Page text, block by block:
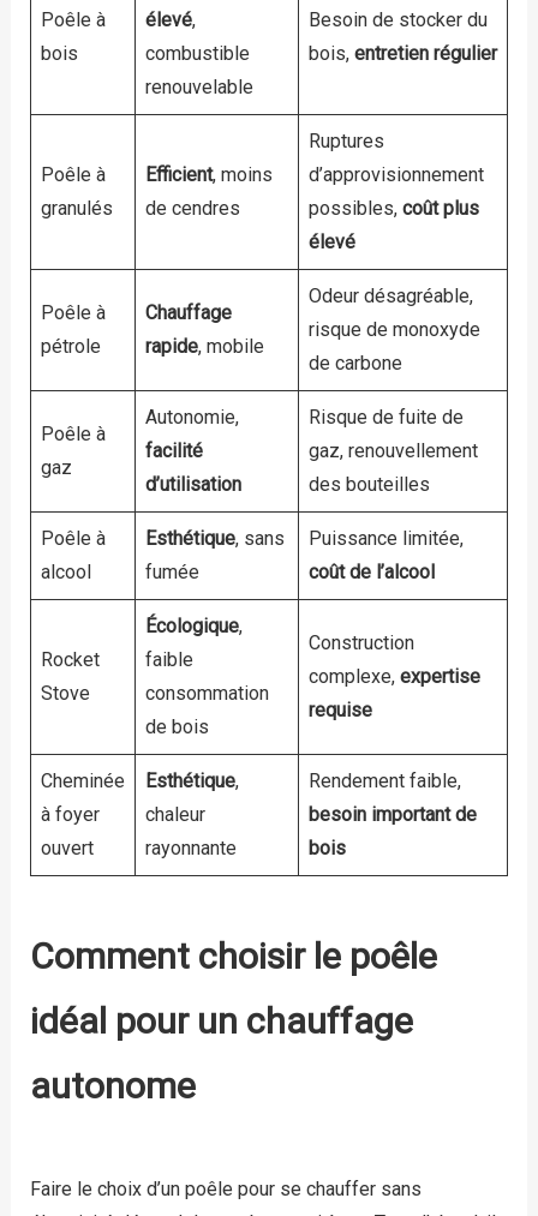
Poêle à
bois
élevé,
combustible
renouvelable
Besoin de stocker du
bois, entretien régulier
Poêle à
granulés
Efficient, moins
de cendres
Ruptures
d’approvisionnement
possibles, coût plus
élevé
Poêle à
pétrole
Chauffage
rapide, mobile
Odeur désagréable,
risque de monoxyde
de carbone
Poêle à
gaz
Autonomie,
facilité
d’utilisation
Risque de fuite de
gaz, renouvellement
des bouteilles
Poêle à
alcool
Esthétique, sans
fumée
Puissance limitée,
coût de l’alcool
Rocket
Stove
Écologique,
faible
consommation
de bois
Construction
complexe, expertise
requise
Cheminée
à foyer
ouvert
Esthétique,
chaleur
rayonnante
Rendement faible,
besoin important de
bois
Comment choisir le poêle
idéal pour un chauffage
autonome
Faire le choix d’un poêle pour se chauffer sans